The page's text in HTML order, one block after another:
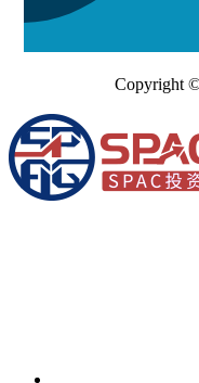
Copyright